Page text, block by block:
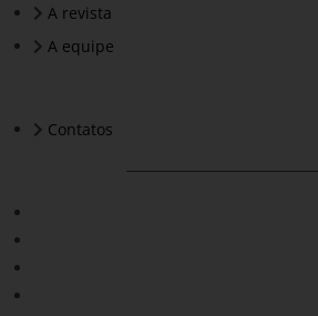
A revista
A equipe
Contatos